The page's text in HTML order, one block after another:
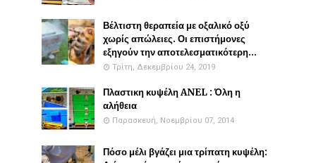
Βέλτιστη θεραπεία με οξαλικό οξύ
χωρίς απώλειες. Οι επιστήμονες
εξηγούν την αποτελεσματικότερη...
Τρίτη, Δεκεμβρίου 24, 2019
Πλαστικη κυψέλη ANEL : Όλη η
αλήθεια
Παρασκευή, Νοεμβρίου 07, 2014
Πόσο μέλι βγάζει μια τρίπατη κυψέλη: